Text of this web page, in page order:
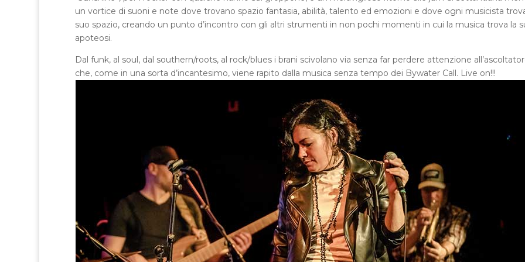
un vortice di suoni e note dove trovano spazio fantasia, abilità, talento ed emozioni e dove ogni musicista
suo spazio, creando un punto d’incontro con gli altri strumenti in non pochi momenti in cui la musica trova la
apoteosi.
Dal funk, al soul, dal southern/roots, al rock/blues i brani scivolano via senza far perdere attenzione
che, come in una sorta d’incantesimo, viene rapito dalla musica senza tempo dei Bywater Call. Live on!!!